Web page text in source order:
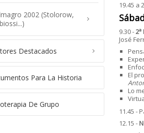
2002 (Stolorow,
Destacados
Para La Historia
De Grupo
19.45 a
9.30 -
José
El
Lo
11.45 -
12.15 -